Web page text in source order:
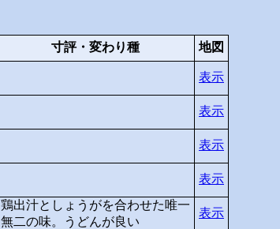
寸評・変わり種 地図
表示
表示
表示
表示
鶏出汁としょうがを合わせた唯一
無二の味。うどんが良い
表示